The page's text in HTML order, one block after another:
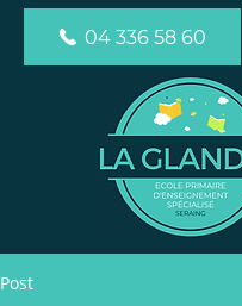
04 336 58 60
Post